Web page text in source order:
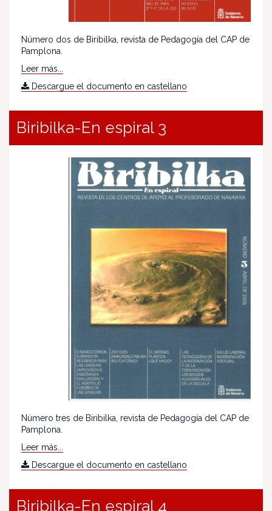
Número dos de Biribilka, revista de Pedagogía del CAP de
Pamplona.
Leer más...
Descargue el documento en castellano
Biribilka-En espiral 3
Número tres de Biribilka, revista de Pedagogía del CAP de
Pamplona.
Leer más...
Descargue el documento en castellano
Biribilka-En espiral 4